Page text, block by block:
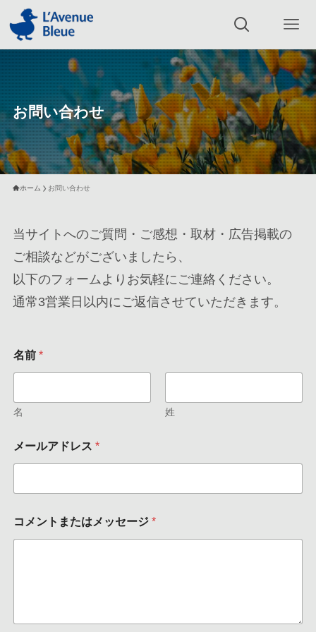
お問い合わせ
ホーム お問い合わせ
当サイトへのご質問・ご感想・取材・広告掲載の
ご相談などがございましたら、
以下のフォームよりお気軽にご連絡ください。
通常3営業日以内にご返信させていただきます。
名前 *
名 姓
ー
ル
ド
ス
名
メールアドレス *
コメントまたはメッセージ *